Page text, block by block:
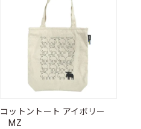
コットントート アイボリー
MZ